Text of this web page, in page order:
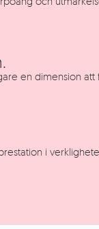
en dimension att
i